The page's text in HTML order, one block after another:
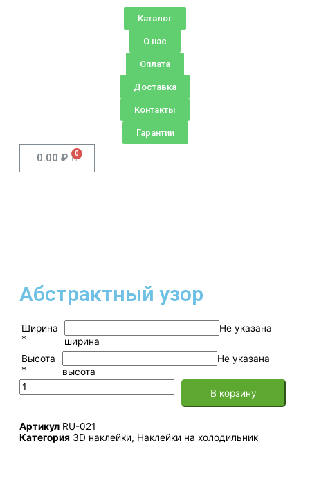
Каталог
О нас
Оплата
Доставка
Контакты
Гарантии
0.00 ₽
Абстрактный узор
Ширина
*
Не указана
ширина
Высота
*
Не указана
высота
В корзину
Артикул RU-021
Категория 3D наклейки, Наклейки на холодильник